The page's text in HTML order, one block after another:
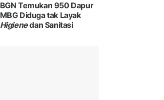
BGN Temukan 950 Dapur
MBG Diduga tak Layak
Higienedan Sanitasi